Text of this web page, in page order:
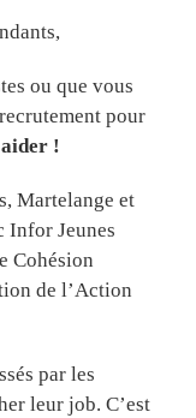
ou que vous
pour
!
Martelange et
Infor Jeunes
Cohésion
de l’Action
par les
leur job. C’est